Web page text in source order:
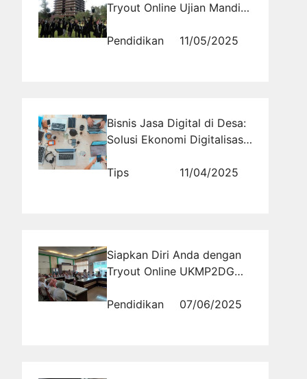
Tryout Online Ujian Mandiri
Terkini
Pendidikan 11/05/2025
Bisnis Jasa Digital di Desa:
Solusi Ekonomi Digitalisasi
Tips
11/04/2025
Siapkan Diri Anda dengan
Tryout Online UKMP2DG
Ujian Kompetensi!
Pendidikan 07/06/2025